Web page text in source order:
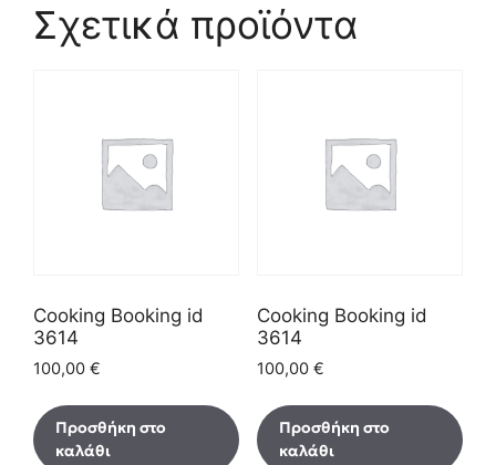
Σχετικά προϊόντα
Cooking Booking id
3614
100,00 €
Προσθήκη στο
καλάθι
Cooking Booking id
3614
100,00 €
Προσθήκη στο
καλάθι